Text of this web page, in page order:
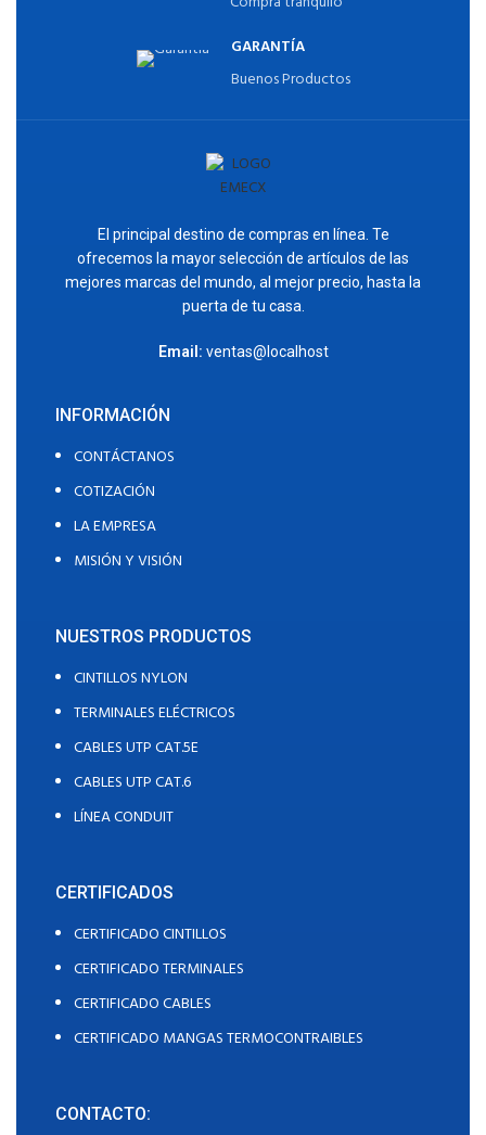
GARANTÍA
Buenos Productos
El principal destino de compras en línea. Te
ofrecemos la mayor selección de artículos de las
mejores marcas del mundo, al mejor precio, hasta la
puerta de tu casa.
Email: ventas@localhost
INFORMACIÓN
CONTÁCTANOS
COTIZACIÓN
LA EMPRESA
MISIÓN Y VISIÓN
NUESTROS PRODUCTOS
CINTILLOS NYLON
TERMINALES ELÉCTRICOS
CABLES UTP CAT.5E
CABLES UTP CAT.6
LÍNEA CONDUIT
CERTIFICADOS
CERTIFICADO CINTILLOS
CERTIFICADO TERMINALES
CERTIFICADO CABLES
CERTIFICADO MANGAS TERMOCONTRAIBLES
CONTACTO: